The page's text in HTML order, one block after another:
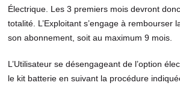
Électrique. Les 3 premiers mois devront
totalité. L’Exploitant s’engage à rembourser
son abonnement, soit au maximum 9 mois.
L’Utilisateur se désengageant de l’option
le kit batterie en suivant la procédure